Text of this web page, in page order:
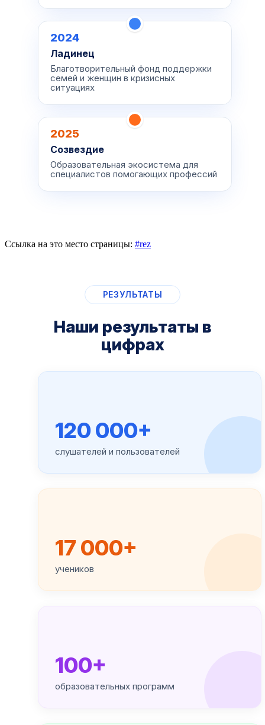
2024
Ладинец
Благотворительный фонд поддержки
семей и женщин в кризисных
ситуациях
2025
Созвездие
Образовательная экосистема для
специалистов помогающих профессий
Ссылка на это место страницы: #rez
РЕЗУЛЬТАТЫ
Наши результаты в
цифрах
120 000+
слушателей и пользователей
17 000+
учеников
100+
образовательных программ